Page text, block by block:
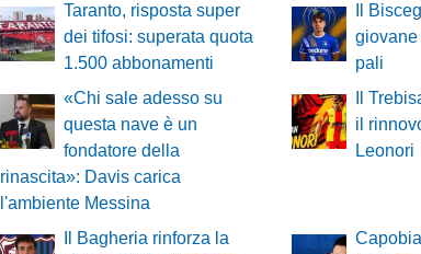
Taranto, risposta super
dei tifosi: superata quota
1.500 abbonamenti
Il
giovane
pali
«Chi sale adesso su
questa nave è un
fondatore della
rinascita»: Davis carica
l'ambiente Messina
Il
il
Leonori
Il Bagheria rinforza la